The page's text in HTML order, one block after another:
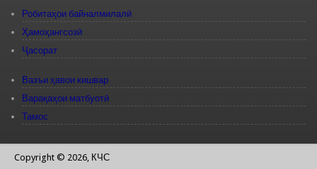
Робитаҳои байналмилалӣ
Ҳамоҳангсозӣ
Ҷасорат
Вазъи ҳавои кишвар
Варақаҳои матбуотӣ
Тамос
Copyright © 2026, КЧС